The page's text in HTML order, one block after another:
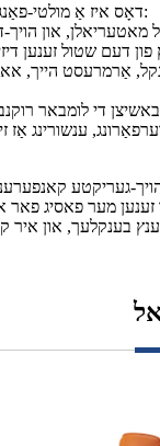
דאָס איז אַ מולטי-פאַנגקשאַנאַל ינטאַגרייטאַד הויך-סוף לעדער שטול מיט די פאלגענדע פֿעיִקייטן:
אַרמרעסט הייך,
געריקטע
מער פאסיג פאר